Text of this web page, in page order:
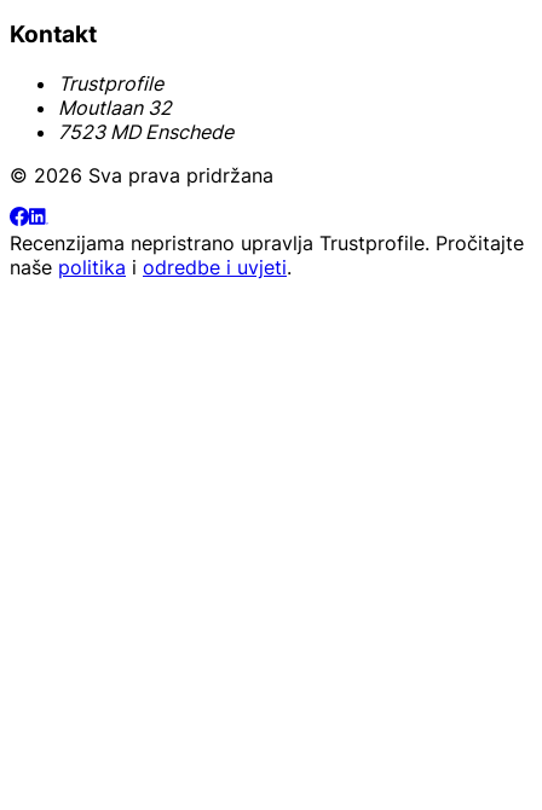
Kontakt
Trustprofile
Moutlaan 32
7523 MD Enschede
© 2026 Sva prava pridržana
Recenzijama nepristrano upravlja Trustprofile. Pročitajte
naše politika i odredbe i uvjeti.